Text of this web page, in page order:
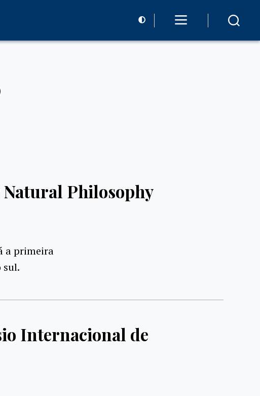
Natural Philosophy
a primeira
sul.
Internacional de